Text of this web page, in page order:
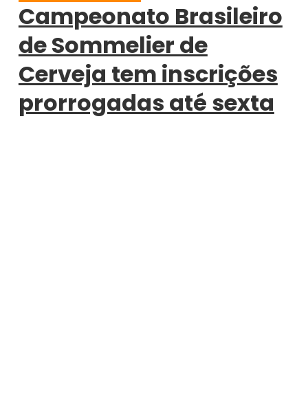
Campeonato Brasileiro
de Sommelier de
Cerveja tem inscrições
prorrogadas até sexta